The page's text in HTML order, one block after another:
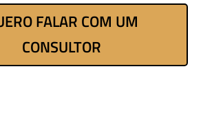
FALAR COM UM
CONSULTOR